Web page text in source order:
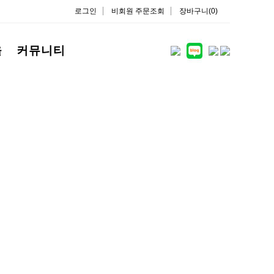
로그인 비회원 주문조회 장바구니(0)
커뮤니티